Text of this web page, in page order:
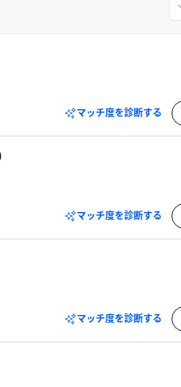
マッチ度を診断する
マッチ度を診断する
マッチ度を診断する